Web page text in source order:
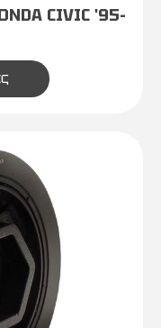
CIVIC '95-